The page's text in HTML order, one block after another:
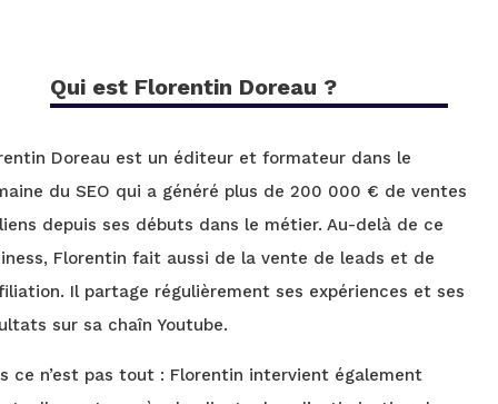
Qui est Florentin Doreau ?
Doreau est un éditeur et formateur dans le
du SEO qui a généré plus de 200 000 € de ventes
depuis ses débuts dans le métier. Au-delà de ce
Florentin fait aussi de la vente de leads et de
Il partage régulièrement ses expériences et ses
sur sa chaîn Youtube.
ce n’est pas tout : Florentin intervient également